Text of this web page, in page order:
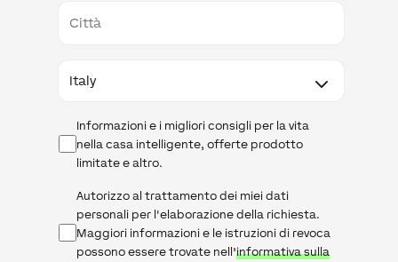
Newsletter
Informazioni e i migliori consigli per la vita
nella casa intelligente, offerte prodotto
limitate e altro.
Informativa
sulla
privacy
Autorizzo al trattamento dei miei dati
personali per l'elaborazione della richiesta.
Maggiori informazioni e le istruzioni di revoca
possono essere trovate nell’informativa sulla